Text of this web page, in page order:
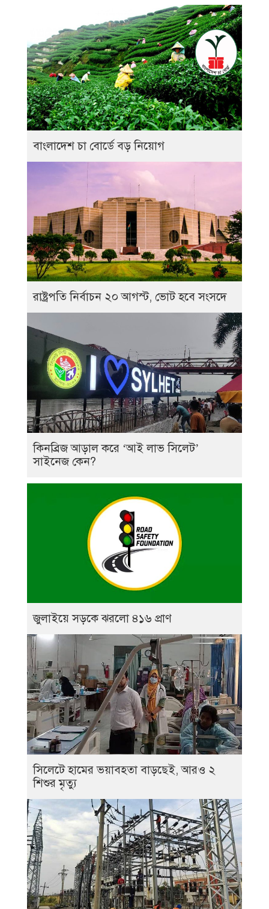
বাংলাদেশ চা বোর্ডে বড় নিয়োগ
রাষ্ট্রপতি নির্বাচন ২০ আগস্ট, ভোট হবে সংসদে
কিনব্রিজ আড়াল করে ‘আই লাভ সিলেট’
সাইনেজ কেন?
জুলাইয়ে সড়কে ঝরলো ৪১৬ প্রাণ
সিলেটে হামের ভয়াবহতা বাড়ছেই, আরও ২
শিশুর মৃত্যু